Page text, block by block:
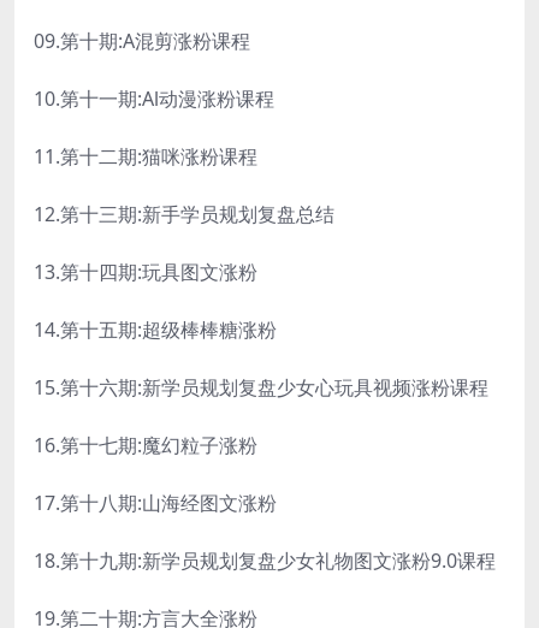
09.第十期:A混剪涨粉课程
10.第十一期:Al动漫涨粉课程
11.第十二期:猫咪涨粉课程
12.第十三期:新手学员规划复盘总结
13.第十四期:玩具图文涨粉
14.第十五期:超级棒棒糖涨粉
15.第十六期:新学员规划复盘少女心玩具视频涨粉课程
16.第十七期:魔幻粒子涨粉
17.第十八期:山海经图文涨粉
18.第十九期:新学员规划复盘少女礼物图文涨粉9.0课程
19.第二十期:方言大全涨粉